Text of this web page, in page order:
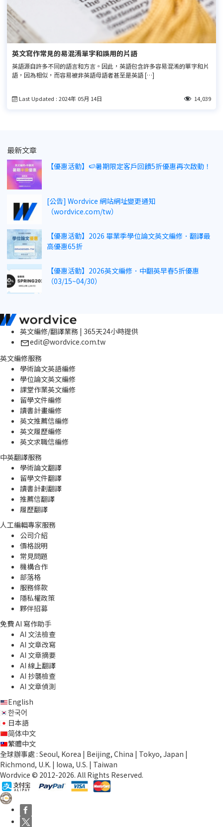
英文寫作常見的易混淆單字和誤用的片語
英語源自許多不同的語言和方言。因此，英語包含許多容易混淆的單字和片
語，因為相似，而容易被非英語母語者甚至是英語 […]
Last Updated : 2024年 05月 14日 14,039
最新文章
【優惠活動】🍉暑期限定客戶回饋5折優惠再次啟動！
[公告] Wordvice 網站網址變更通知
（wordvice.com/tw）
【優惠活動】2026 畢業季學位論文英文編修．翻譯最
高優惠65折
【優惠活動】2026英文編修．中翻英早春5折優惠
（03/15~04/30）
英文編修/翻譯業務 | 365天24小時提供
edit@wordvice.com.tw
英文編修服務
學術論文英語編修
學位論文英文編修
課堂作業英文編修
留學文件編修
讀書計畫編修
英文推薦信編修
英文履歷編修
英文求職信編修
中英翻譯服務
學術論文翻譯
留學文件翻譯
讀書計劃翻譯
推薦信翻譯
履歷翻譯
人工編輯專家服務
公司介紹
價格說明
常見問題
機構合作
部落格
服務條款
隱私權政策
夥伴招募
免費 AI 寫作助手
AI 文法檢查
AI 文章改寫
AI 文章摘要
AI 線上翻譯
AI 抄襲檢查
AI 文章偵測
English
한국어
日本語
简体中文
繁體中文
全球辦事處 : Seoul, Korea | Beijing, China | Tokyo, Japan |
Richmond, U.K. | Iowa, U.S. | Taiwan
Wordvice © 2012-2026. All Rights Reserved.